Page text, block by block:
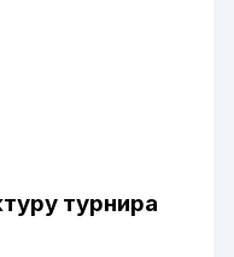
турнира